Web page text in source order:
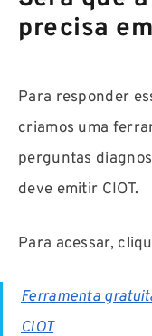
precisa
Para responder
criamos uma
perguntas
deve emitir CIOT.
Para acessar,
Ferramenta
CIOT